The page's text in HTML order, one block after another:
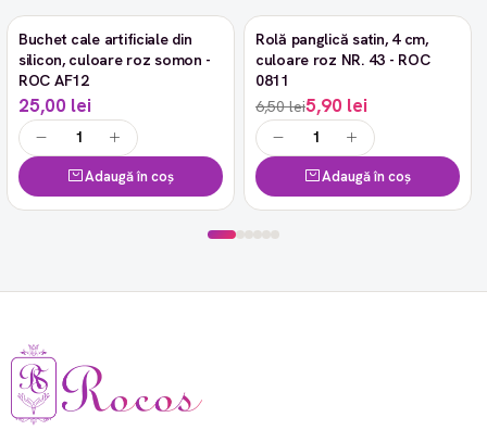
Buchet cale artificiale din
silicon, culoare roz somon -
ROC AF12
25,00 lei
Adaugă în coș
-9%
Rolă panglică satin, 4 cm,
culoare roz NR. 43 - ROC
0811
6,50 lei5,90 lei
Adaugă în coș